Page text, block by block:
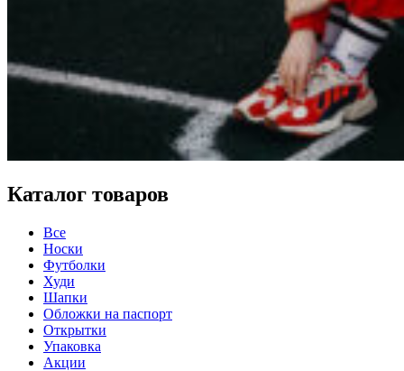
Каталог товаров
Все
Носки
Футболки
Худи
Шапки
Обложки на паспорт
Открытки
Упаковка
Акции